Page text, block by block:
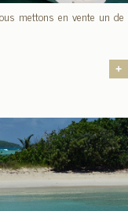
mettons en vente un de
+